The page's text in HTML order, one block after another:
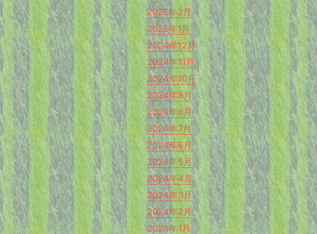
2025年2月
2025年1月
2024年12月
2024年11月
2024年10月
2024年9月
2024年8月
2024年7月
2024年6月
2024年5月
2024年4月
2024年3月
2024年2月
2024年1月